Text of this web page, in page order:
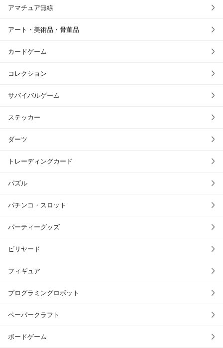
アマチュア無線
アート・美術品・骨董品
カードゲーム
コレクション
サバイバルゲーム
ステッカー
ダーツ
トレーディングカード
パズル
パチンコ・スロット
パーティーグッズ
ビリヤード
フィギュア
プログラミングロボット
ペーパークラフト
ボードゲーム